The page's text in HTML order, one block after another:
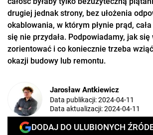
drugiej jednak strony, bez ułożenia
okablowania, w którym płynie prąd,
się nie przydała. Podpowiadamy, jak
zorientować i co koniecznie trzeba
okazji budowy lub remontu.
Jarosław Antkiewicz
Data publikacji:2024-04-11
Data aktualizacji:2024-04-11
DODAJ DO ULUBIONYCH